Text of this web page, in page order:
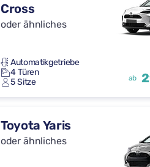
Cross
oder ähnliches
Automatikgetriebe
4 Türen
5 Sitze
ab
Toyota Yaris
oder ähnliches